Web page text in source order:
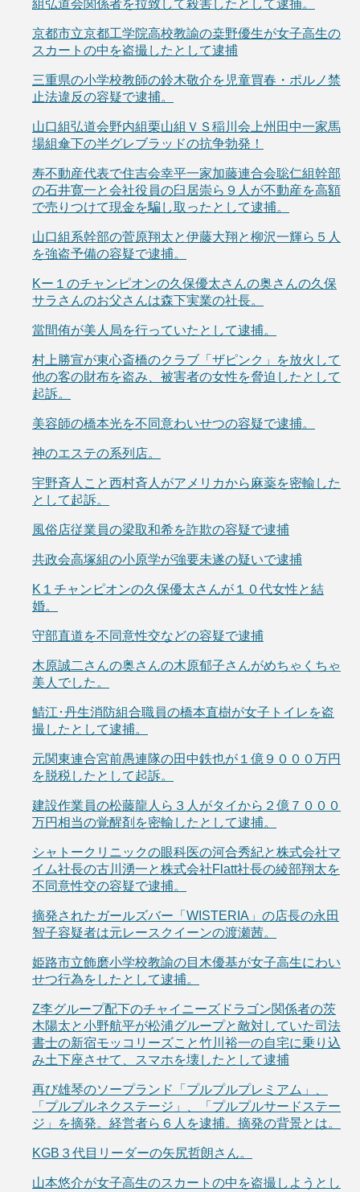
組弘道会関係者を拉致して殺害したとして逮捕。
京都市立京都工学院高校教諭の桒野優生が女子高生の
スカートの中を盗撮したとして逮捕
三重県の小学校教師の鈴木敬介を児童買春・ポルノ禁
止法違反の容疑で逮捕。
山口組弘道会野内組栗山組ＶＳ稲川会上州田中一家馬
場組傘下の半グレブラッドの抗争勃発！
寿不動産代表で住吉会幸平一家加藤連合会聡仁組幹部
の石井寛一と会社役員の臼居崇ら９人が不動産を高額
で売りつけて現金を騙し取ったとして逮捕。
山口組系幹部の菅原翔太と伊藤大翔と柳沢一輝ら５人
を強盗予備の容疑で逮捕。
Kー１のチャンピオンの久保優太さんの奥さんの久保
サラさんのお父さんは森下実業の社長。
當間侑が美人局を行っていたとして逮捕。
村上勝宣が東心斎橋のクラブ「ザピンク」を放火して
他の客の財布を盗み、被害者の女性を脅迫したとして
起訴。
美容師の橋本光を不同意わいせつの容疑で逮捕。
神のエステの系列店。
宇野斉人こと西村斉人がアメリカから麻薬を密輸した
として起訴。
風俗店従業員の梁取和希を詐欺の容疑で逮捕
共政会高塚組の小原学が強要未遂の疑いで逮捕
K１チャンピオンの久保優太さんが１０代女性と結
婚。
守部直道を不同意性交などの容疑で逮捕
木原誠二さんの奥さんの木原郁子さんがめちゃくちゃ
美人でした。
鯖江･丹生消防組合職員の橋本直樹が女子トイレを盗
撮したとして逮捕。
元関東連合宮前愚連隊の田中鉄也が１億９０００万円
を脱税したとして起訴。
建設作業員の松藤龍人ら３人がタイから２億７０００
万円相当の覚醒剤を密輸したとして逮捕。
シャトークリニックの眼科医の河合秀紀と株式会社マ
イム社長の古川湧一と株式会社Flatt社長の綾部翔太を
不同意性交の容疑で逮捕。
摘発されたガールズバー「WISTERIA」の店長の永田
智子容疑者は元レースクイーンの渡瀬茜。
姫路市立飾磨小学校教諭の目木優基が女子高生にわい
せつ行為をしたとして逮捕。
Z李グループ配下のチャイニーズドラゴン関係者の茨
木陽太と小野航平が松浦グループと敵対していた司法
書士の新宿モッコリーズこと竹川裕一の自宅に乗り込
み土下座させて、スマホを壊したとして逮捕
再び雄琴のソープランド「プルプルプレミアム」、
「プルプルネクステージ」、「プルプルサードステー
ジ」を摘発。経営者ら６人を逮捕。摘発の背景とは。
KGB３代目リーダーの矢尻哲朗さん。
山本悠介が女子高生のスカートの中を盗撮しようとし